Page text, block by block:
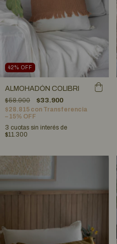
42% OFF
ALMOHADÓN COLIBRI
$58.900
$33.900
$28.815 con Transferencia
– 15% OFF
3 cuotas sin interés de
$11.300